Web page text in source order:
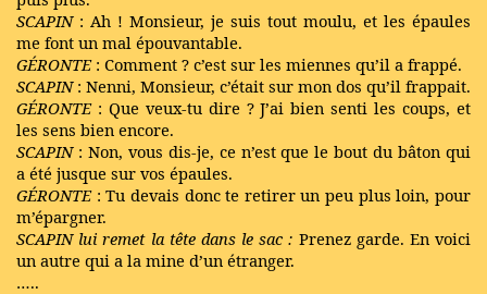
SCAPIN : Ah ! Monsieur, je suis tout moulu, et les épaules
me font un mal épouvantable.
GÉRONTE : Comment ? c’est sur les miennes qu’il a frappé.
SCAPIN : Nenni, Monsieur, c’était sur mon dos qu’il frappait.
GÉRONTE : Que veux-tu dire ? J’ai bien senti les coups, et
les sens bien encore.
SCAPIN : Non, vous dis-je, ce n’est que le bout du bâton qui
a été jusque sur vos épaules.
GÉRONTE : Tu devais donc te retirer un peu plus loin, pour
m’épargner.
SCAPIN lui remet la tête dans le sac : Prenez garde. En voici
un autre qui a la mine d’un étranger.
…..